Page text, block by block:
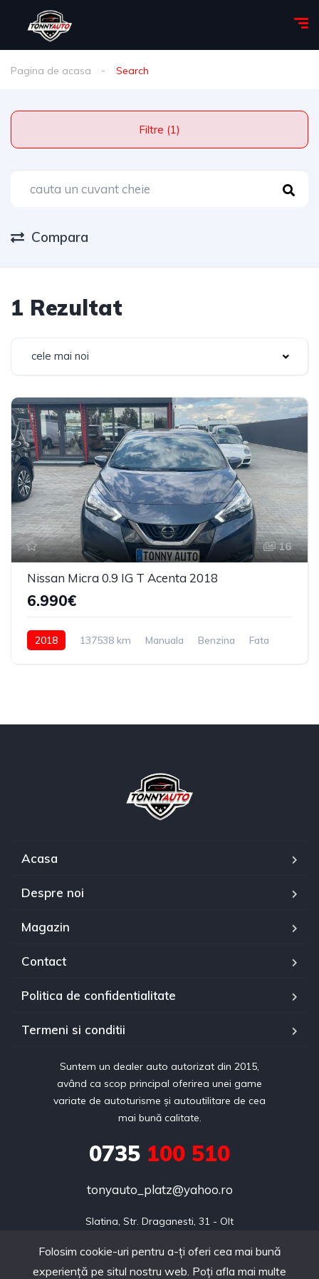
Pagina de acasa Search
Filtre (1)
Compara
1 Rezultat
cele mai noi
16
Nissan Micra 0.9 IG T Acenta 2018
6.990€
2018 137538 km Manuala Benzina Fata
Acasa
Despre noi
Magazin
Contact
Politica de confidentialitate
Termeni si conditii
Suntem un dealer auto autorizat din 2015,
având ca scop principal oferirea unei game
variate de autoturisme și autoutilitare de cea
mai bună calitate.
0735 100 510
tonyauto_platz@yahoo.ro
Slatina, Str. Draganesti, 31 - Olt
Copyright © 2024 realizat de Webdin.ro
Folosim cookie-uri pentru a-ți oferi cea mai bună
experiență pe situl nostru web. Poți afla mai multe